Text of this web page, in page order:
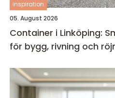
inspiration
05. August 2026
Container i Linköping:
för bygg, rivning och